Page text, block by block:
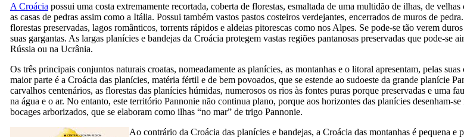
A Croácia possui uma costa extremamente recortada, coberta de florestas, esmaltada de uma multidão de ilhas, de
as casas de pedras assim como a Itália. Possui também vastos pastos costeiros verdejantes, encerrados de muros de
florestas preservadas, lagos românticos, torrents rápidos e aldeias pitorescas como nos Alpes. Se pode-se tão verem
suas gargantas. As largas planícies e bandejas da Croácia protegem vastas regiões pantanosas preservadas que pode-se
Rússia ou na Ucrânia.
Os três principais conjuntos naturais croatas, nomeadamente as planícies, as montanhas e o litoral apresentam, pelas
maior parte é a Croácia das planícies, matéria fértil e de bem povoados, que se estende ao sudoeste da grande planície
carvalhos centenários, as florestas das planícies húmidas, numerosos os rios às fontes puras porque preservadas e uma
na água e o ar. No entanto, este território Pannonie não continua plano, porque aos horizontes das planícies desenham-
bocages arborizados, que se elaboram como ilhas “no mar” de trigo Pannonie.
Ao contrário da Croácia das planícies e bandejas, a Croácia das montanhas é pequena